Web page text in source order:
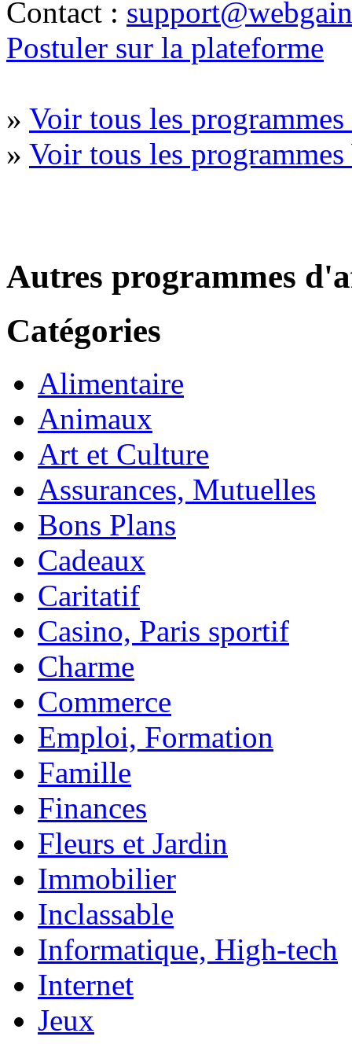
Contact :
Postuler sur la plateforme
» Voir tous les
» Voir tous les
Autres programmes
Catégories
Alimentaire
Animaux
Art et Culture
Assurances, Mutuelles
Bons Plans
Cadeaux
Caritatif
Casino, Paris sportif
Charme
Commerce
Emploi, Formation
Famille
Finances
Fleurs et Jardin
Immobilier
Inclassable
Informatique, High-tech
Internet
Jeux